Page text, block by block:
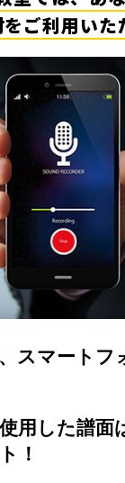
ご利用いた
スマートフ
用した譜面
！